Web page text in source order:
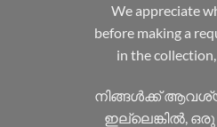
We appreciate
before making a
in the
നിങ്ങൾക്ക്
ഇല്ലെങ്കിൽ,